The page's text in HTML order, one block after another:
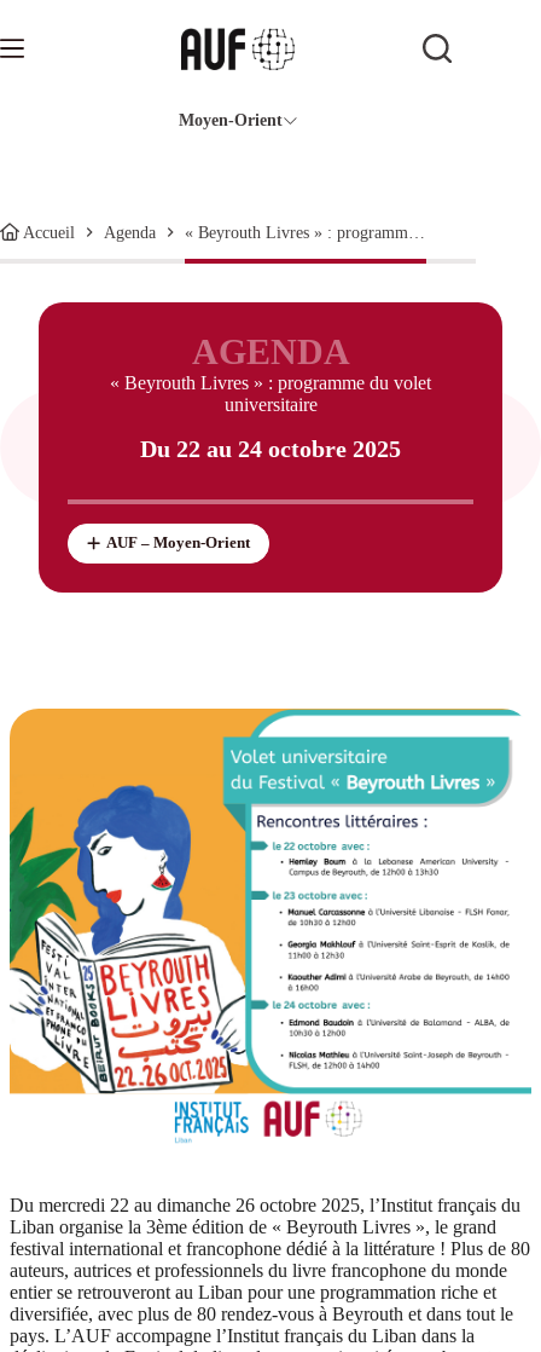
contenu
Moyen-Orient
Accueil Agenda
AGENDA
« Beyrouth Livres » : programme du volet
universitaire
Du 22 au 24 octobre 2025
AUF – Moyen-Orient
Du mercredi 22 au dimanche 26 octobre 2025, l’Institut français du
Liban organise la 3ème édition de « Beyrouth Livres », le grand
festival international et francophone dédié à la littérature ! Plus de 80
auteurs, autrices et professionnels du livre francophone du monde
entier se retrouveront au Liban pour une programmation riche et
diversifiée, avec plus de 80 rendez-vous à Beyrouth et dans tout le
pays. L’AUF accompagne l’Institut français du Liban dans la